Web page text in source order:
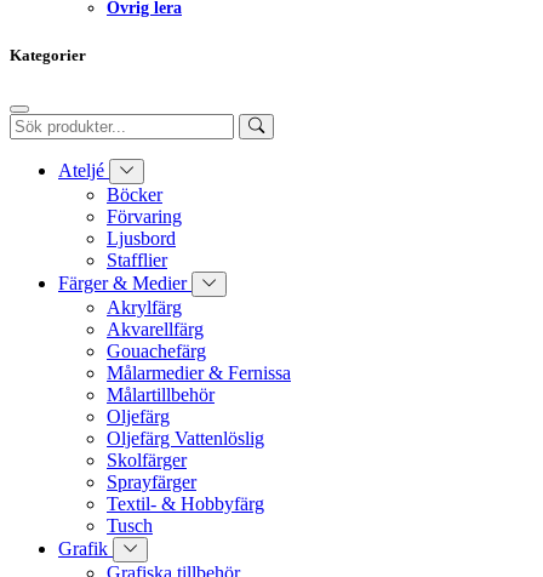
Övrig lera
Kategorier
Ateljé
Böcker
Förvaring
Ljusbord
Stafflier
Färger & Medier
Akrylfärg
Akvarellfärg
Gouachefärg
Målarmedier & Fernissa
Målartillbehör
Oljefärg
Oljefärg Vattenlöslig
Skolfärger
Sprayfärger
Textil- & Hobbyfärg
Tusch
Grafik
Grafiska tillbehör